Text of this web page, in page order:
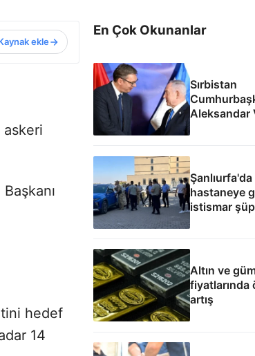
ekle
hedef
14
En Çok Okunanlar
Sırbistan
Aleksandar
İsrail ile SİHA
Şanlıurfa'da
hastaneye
istismar
silahlı
Altın ve
fiyatlarında
artış